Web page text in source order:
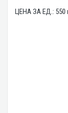
ЦЕНА ЗА ЕД.: 550